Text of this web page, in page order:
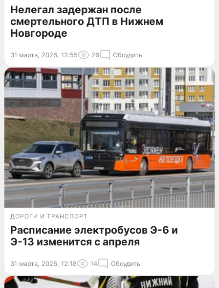
Нелегал задержан после
смертельного ДТП в Нижнем
Новгороде
31 марта, 2026, 12:55 26 Обсудить
ДОРОГИ И ТРАНСПОРТ
Расписание электробусов Э-6 и
Э-13 изменится с апреля
31 марта, 2026, 12:18 14 Обсудить